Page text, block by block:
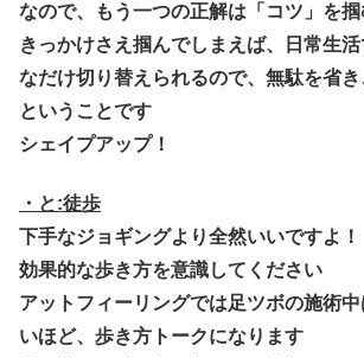
なので、もう一つの正解は「 コツ 」を
きっかけさえ掴んでしまえば、日常生
なだけ切り替えられるので、無駄を省
ということです
シェイプアップ！
・と:徒歩
下手なジョギングより全然いいですよ！
効果的な歩き方を意識してください
アットフィーリングでは足ツボの施術
いほど、歩き方トークになります